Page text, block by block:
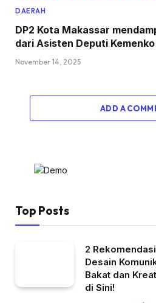
DAERAH
DP2 Kota Makassar
dari Asisten Deputi Kemenko
November 14, 2025
ADD A
Top Posts
2
Desain
Bakat dan
di Sini!